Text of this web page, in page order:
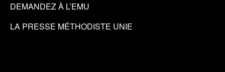
DEMANDEZ À L’EMU
LA PRESSE MÉTHODISTE UNIE